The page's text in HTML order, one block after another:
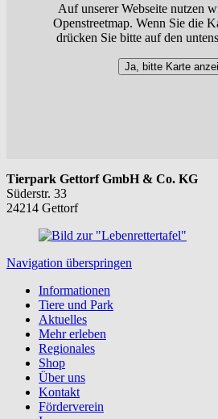
Auf unserer Webseite nutzen
Openstreetmap. Wenn Sie die
drücken Sie bitte auf den
Ja, bitte Karte
Tierpark Gettorf GmbH & Co. KG
Süderstr. 33
24214 Gettorf
Navigation überspringen
Informationen
Tiere und Park
Aktuelles
Mehr erleben
Regionales
Shop
Über uns
Kontakt
Förderverein